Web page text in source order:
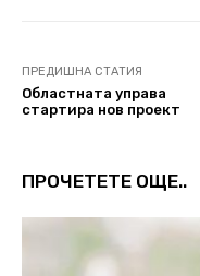
ПРЕДИШНА СТАТИЯ
Областната управа
стартира нов проект
ПРОЧЕТЕТЕ ОЩЕ..